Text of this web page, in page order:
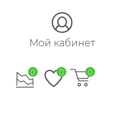
Мой кабинет
0 0 0